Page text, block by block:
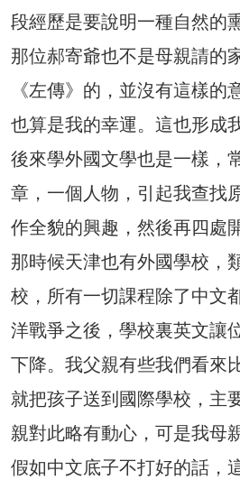
段經歷是要說明一種自然的
那位郝寄爺也不是母親請的
《左傳》的，並沒有這樣的
也算是我的幸運。這也形成
後來學外國文學也是一樣，
章，一個人物，引起我查找
作全貌的興趣，然後再四處
那時候天津也有外國學校，
校，所有一切課程除了中文
洋戰爭之後，學校裏英文讓
下降。我父親有些我們看來
就把孩子送到國際學校，主
親對此略有動心，可是我母
假如中文底子不打好的話，